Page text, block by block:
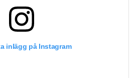
inlägg på Instagram